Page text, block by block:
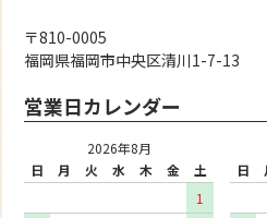
〒810-0005
福岡県福岡市中央区清川1-7-13
営業日カレンダー
2026年8月
日
月 火 水 木 金
土
1
日